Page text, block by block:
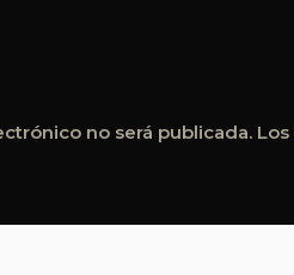
no será publicada.